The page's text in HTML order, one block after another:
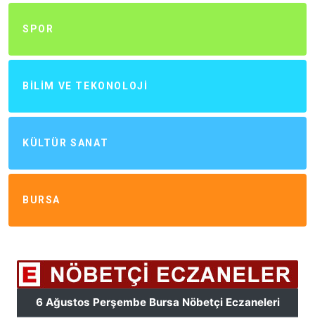
SPOR
BILIM VE TEKONOLOJI
KÜLTÜR SANAT
BURSA